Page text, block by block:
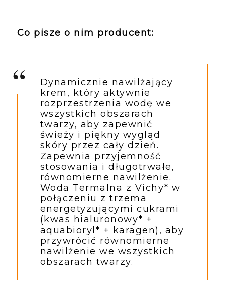
Co pisze o nim producent:
Dynamicznie nawilżający
krem, który aktywnie
rozprzestrzenia wodę we
wszystkich obszarach
twarzy, aby zapewnić
świeży i piękny wygląd
skóry przez cały dzień.
Zapewnia przyjemność
stosowania i długotrwałe,
równomierne nawilżenie.
Woda Termalna z Vichy* w
połączeniu z trzema
energetyzującymi cukrami
(kwas hialuronowy* +
aquabioryl* + karagen), aby
przywrócić równomierne
nawilżenie we wszystkich
obszarach twarzy.